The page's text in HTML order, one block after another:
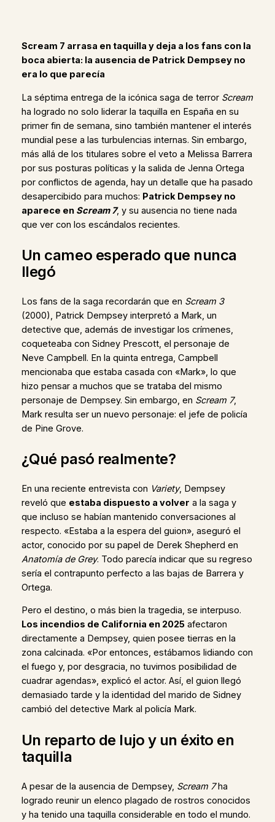
Scream 7 arrasa en taquilla y deja a los fans con la
boca abierta: la ausencia de Patrick Dempsey no
era lo que parecía
La séptima entrega de la icónica saga de terror Scream
ha logrado no solo liderar la taquilla en España en su
primer fin de semana, sino también mantener el interés
mundial pese a las turbulencias internas. Sin embargo,
más allá de los titulares sobre el veto a Melissa Barrera
por sus posturas políticas y la salida de Jenna Ortega
por conflictos de agenda, hay un detalle que ha pasado
desapercibido para muchos: Patrick Dempsey no
aparece en Scream 7, y su ausencia no tiene nada
que ver con los escándalos recientes.
Un cameo esperado que nunca
llegó
Los fans de la saga recordarán que en Scream 3
(2000), Patrick Dempsey interpretó a Mark, un
detective que, además de investigar los crímenes,
coqueteaba con Sidney Prescott, el personaje de
Neve Campbell. En la quinta entrega, Campbell
mencionaba que estaba casada con «Mark», lo que
hizo pensar a muchos que se trataba del mismo
personaje de Dempsey. Sin embargo, en Scream 7,
Mark resulta ser un nuevo personaje: el jefe de policía
de Pine Grove.
¿Qué pasó realmente?
En una reciente entrevista con Variety, Dempsey
reveló que estaba dispuesto a volver a la saga y
que incluso se habían mantenido conversaciones al
respecto. «Estaba a la espera del guion», aseguró el
actor, conocido por su papel de Derek Shepherd en
Anatomía de Grey. Todo parecía indicar que su regreso
sería el contrapunto perfecto a las bajas de Barrera y
Ortega.
Pero el destino, o más bien la tragedia, se interpuso.
Los incendios de California en 2025afectaron
directamente a Dempsey, quien posee tierras en la
zona calcinada. «Por entonces, estábamos lidiando con
el fuego y, por desgracia, no tuvimos posibilidad de
cuadrar agendas», explicó el actor. Así, el guion llegó
demasiado tarde y la identidad del marido de Sidney
cambió del detective Mark al policía Mark.
Un reparto de lujo y un éxito en
taquilla
A pesar de la ausencia de Dempsey, Scream 7ha
logrado reunir un elenco plagado de rostros conocidos
y ha tenido una taquilla considerable en todo el mundo.